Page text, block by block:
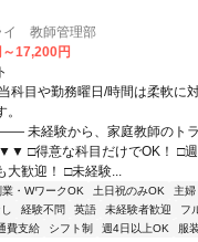
イ 教師管理部
17,200円
科目や勤務曜日/時間は柔軟に
未経験から、家庭教師の
□得意な科目だけでOK！ □
大歓迎！ □未経験...
業・WワークOK 土日祝のみOK 主
経験不問 英語 未経験者歓迎 フ
費支給 シフト制 週4日以上OK 服